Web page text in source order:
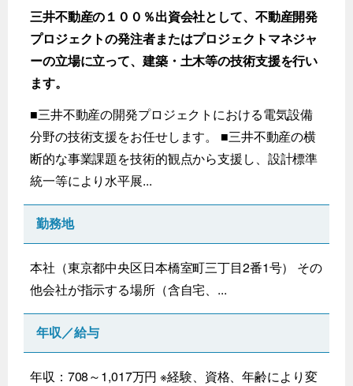
三井不動産の１００％出資会社として、不動産開発
プロジェクトの発注者またはプロジェクトマネジャ
ーの立場に立って、建築・土木等の技術支援を行い
ます。
■三井不動産の開発プロジェクトにおける電気設備
分野の技術支援をお任せします。 ■三井不動産の横
断的な事業課題を技術的観点から支援し、設計標準
統一等により水平展...
勤務地
本社（東京都中央区日本橋室町三丁目2番1号） その
他会社が指示する場所（含自宅、...
年収／給与
年収：708～1,017万円 ※経験、資格、年齢により変